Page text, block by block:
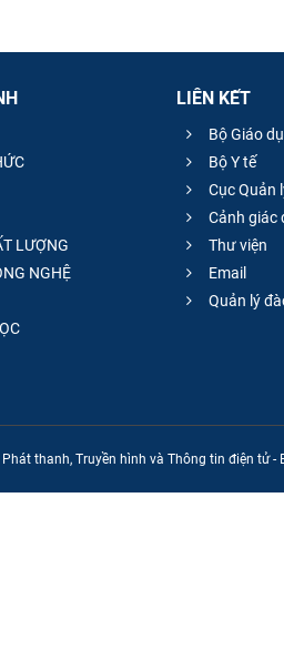
LƯỢNG
NGHỆ
LIÊN KẾT
Bộ Giáo
Bộ Y tế
Cục Quản
Cảnh giác
Thư viện
Email
Quản lý
thanh, Truyền hình và Thông tin điện tử